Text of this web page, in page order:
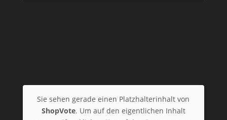
Sie sehen gerade einen Platzhalterinhalt von
ShopVote. Um auf den eigentlichen Inhalt